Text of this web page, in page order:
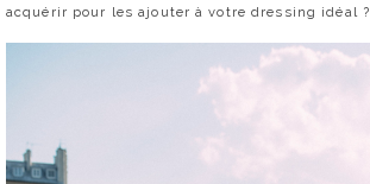
acquérir pour les ajouter à votre dressing idéal ?